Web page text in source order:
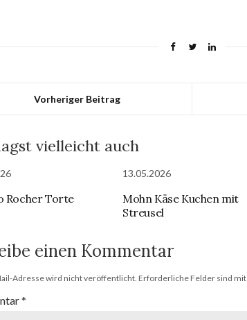
Vorheriger Beitrag
vielleicht auch
Rocher Torte
13.05.2026
Mohn Käse Kuchen mit
Streusel
einen Kommentar
Adresse wird nicht veröffentlicht. Erforderliche Felder sind mit
*